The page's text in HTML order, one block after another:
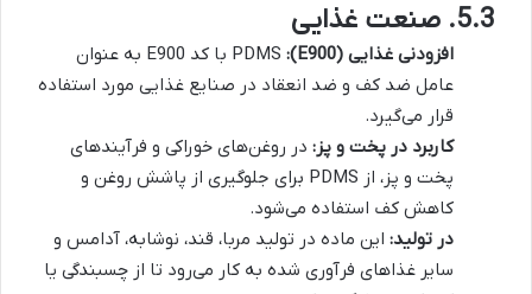
5.3. صنعت غذایی
افزودنی غذایی (E900):
PDMS با کد E900 به عنوان
عامل ضد کف و ضد انعقاد در صنایع غذایی مورد استفاده
قرار می‌گیرد.
کاربرد در پخت و پز: در روغن‌های خوراکی و فرآیندهای
پخت و پز، از PDMS برای جلوگیری از پاشش روغن و
کاهش کف استفاده می‌شود.
در تولید: این ماده در تولید مربا، قند، نوشابه، آدامس و
سایر غذاهای فرآوری شده به کار می‌رود تا از چسبندگی یا